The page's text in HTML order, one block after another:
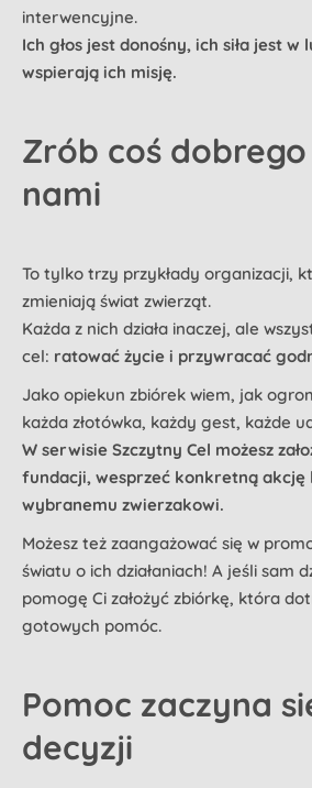
interwencyjne.
Ich głos jest donośny, ich siła jest w
wspierają ich misję.
Zrób coś
nami
To tylko trzy przykłady organizacji,
zmieniają świat zwierząt.
Każda z nich działa inaczej, ale
cel: ratować życie i przywracać
Jako opiekun zbiórek wiem, jak
każda złotówka, każdy gest, każde
W serwisie Szczytny Cel możesz
fundacji, wesprzeć konkretną akcję
wybranemu zwierzakowi.
Możesz też zaangażować się w
światu o ich działaniach! A jeśli sam
pomogę Ci założyć zbiórkę, która
gotowych pomóc.
Pomoc zaczyna
decyzji